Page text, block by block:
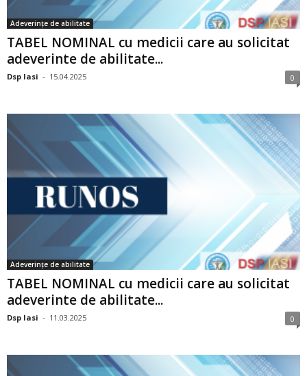
Adeverințe de abilitate
TABEL NOMINAL cu medicii care au solicitat
adeverinte de abilitate...
Dsp Iasi - 15.04.2025 0
Adeverințe de abilitate
TABEL NOMINAL cu medicii care au solicitat
adeverinte de abilitate...
Dsp Iasi - 11.03.2025 0